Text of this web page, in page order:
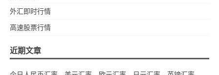
外汇即时行情
高速股票行情
近期文章